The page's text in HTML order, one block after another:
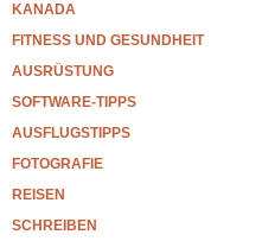
KANADA
FITNESS UND GESUNDHEIT
AUSRÜSTUNG
SOFTWARE-TIPPS
AUSFLUGSTIPPS
FOTOGRAFIE
REISEN
SCHREIBEN